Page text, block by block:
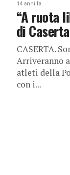
14 anni fa
“A ruota
di Caserta
CASERTA.
Arriveranno
atleti della
con i...